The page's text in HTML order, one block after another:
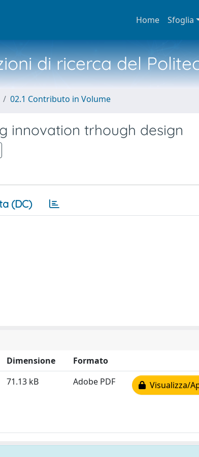
Home Sfoglia
di ricerca del
02.1 Contributo in Volume
innovation trhough design
(DC)
Dimensione
Formato
71.13 kB Adobe PDF Visualizza/